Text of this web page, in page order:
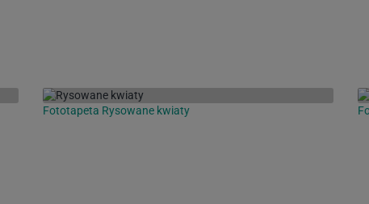
Fototapeta Rysowane kwiaty